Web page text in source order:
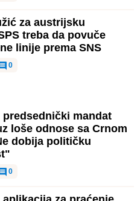
za austrijsku
treba da povuče
linije prema SNS
0
mandat
loše odnose sa Crnom
dobija političku
0